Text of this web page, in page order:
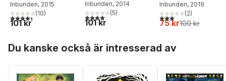
Inbunden, 2015
4,4utav 5 stjärnor. Totalt antal röster:
(10)
101 kr
Inbunden, 2014
4,0utav 5 stjärnor. Totalt antal röster:
(5)
101 kr
Inbunden, 2019
3,0utav 5 stjärnor.
(2)
75 kr100 kr
Du kanske också är intresserad av